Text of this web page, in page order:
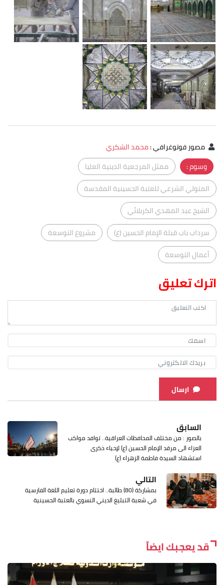
مصور فوتوغرافي:محمد الشكري
وسوم :
ممثل المرجعية الدينية العليا
المتولي الشرعي للعتبة الحسينية المقدسة
الشيخ عبد المهدي الكربلائي
سرداب باب قبلة الإمام الحسين (ع)
مشروع التوسعة
أعمال التوسعة
اترك تعليق
ارسال
السابق
بالصور : من مختلف المحافظات العراقية.. توافد مواكب
العزاء الى مرقد الإمام الحسين (ع) لإحياء ذكرى
استشهاد السيدة فاطمة الزهراء (ع)
التالي
بمشاركة (80) طالبة.. اختتام دورة تعليم اللغة الفارسية
في شعبة التبليغ الديني النسوي بالعتبة الحسينية
قد يعجبك ايضاً